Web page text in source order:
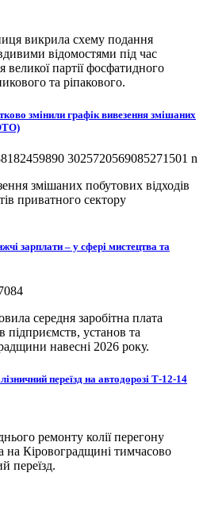
викрила схему подання
відомостями під час
партії фосфатидного
та ріпакового.
змінили графік вивезення змішаних
змішаних побутових відходів
приватного сектору
зарплати – у сфері мистецтва та
середня заробітна плата
підприємств, установ та
навесні 2026 року.
переїзд на автодорозі Т-12-14
ремонту колії перегону
на Кіровоградщині тимчасово
переїзд.